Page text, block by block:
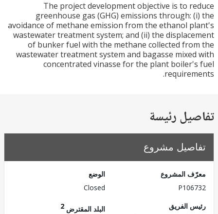
The project development objective is to
greenhouse gas (GHG) emissions through:
avoidance of methane emission from the ethanol
wastewater treatment system; and (ii) the
of bunker fuel with the methane collected
wastewater treatment system and bagasse
concentrated vinasse for the plant
رئيسة
مشروع
المشروع
الفريق
البلد المقترض